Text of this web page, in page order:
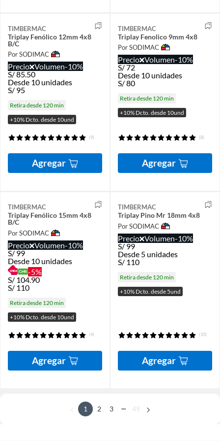
TIMBERMAC
Triplay Fenólico 12mm 4x8
B/C
Por SODIMAC
Precio Volumen-10%
S/85.50
Desde 10 unidades
S/ 95
Retira desde 120 min
+10% Dcto. desde 10und
(9)
Agregar
TIMBERMAC
Triplay Fenolico 9mm 4x8
Por SODIMAC
Precio Volumen-10%
S/72
Desde 10 unidades
S/80
Retira desde 120 min
+10% Dcto. desde 10und
(8)
Agregar
TIMBERMAC
Triplay Fenólico 15mm 4x8
B/C
Por SODIMAC
Precio Volumen-10%
S/99
Desde 10 unidades
-5%
S/ 104.90
S/ 110
Retira desde 120 min
+10% Dcto. desde 10und
(4)
Agregar
TIMBERMAC
Triplay Pino Mr 18mm 4x8
Por SODIMAC
Precio Volumen-10%
S/99
Desde 5 unidades
S/ 110
Retira desde 120 min
+10% Dcto. desde 5und
(10)
Agregar
1 2 3 ... 49